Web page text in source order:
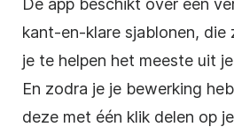
kant-en-klare sjablonen, die
je te helpen het meeste uit
En zodra je je bewerking
deze met één klik delen op